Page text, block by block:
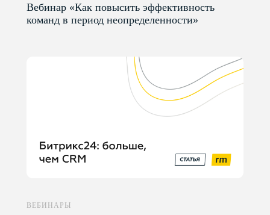
Вебинар «Как повысить эффективность
команд в период неопределенности»
ВЕБИНАРЫ